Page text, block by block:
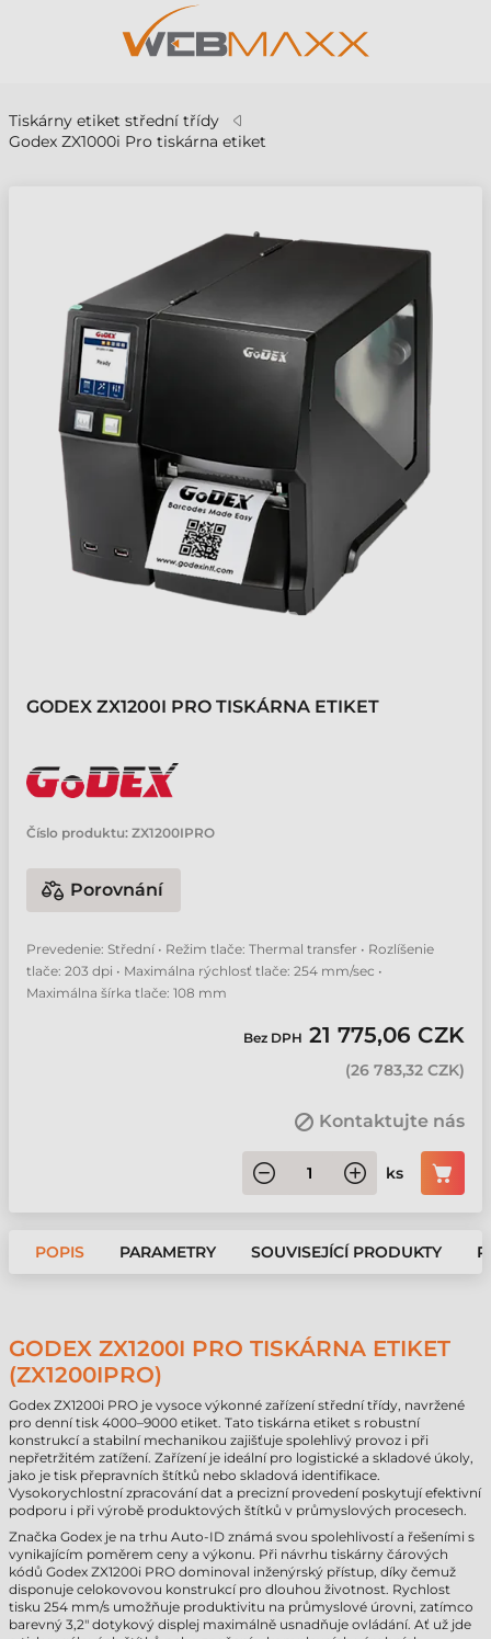
Tiskárny etiket střední třídy
Godex ZX1000i Pro tiskárna etiket
GODEX ZX1200I PRO TISKÁRNA ETIKET
Číslo produktu: ZX1200IPRO
Porovnání
Prevedenie: Střední • Režim tlače: Thermal transfer • Rozlíšenie
tlače: 203 dpi • Maximálna rýchlosť tlače: 254 mm/sec •
Maximálna šírka tlače: 108 mm
Bez DPH 21 775,06 CZK
(26 783,32 CZK)
Kontaktujte nás
ks
POPIS PARAMETRY SOUVISEJÍCÍ PRODUKTY
GODEX ZX1200I PRO TISKÁRNA ETIKET
(ZX1200IPRO)
Godex ZX1200i PRO je vysoce výkonné zařízení střední třídy, navržené
pro denní tisk 4000–9000 etiket. Tato tiskárna etiket s robustní
konstrukcí a stabilní mechanikou zajišťuje spolehlivý provoz i při
nepřetržitém zatížení. Zařízení je ideální pro logistické a skladové úkoly,
jako je tisk přepravních štítků nebo skladová identifikace.
Vysokorychlostní zpracování dat a precizní provedení poskytují efektivní
podporu i při výrobě produktových štítků v průmyslových procesech.
Značka Godex je na trhu Auto-ID známá svou spolehlivostí a řešeními s
vynikajícím poměrem ceny a výkonu. Při návrhu tiskárny čárových
kódů Godex ZX1200i PRO dominoval inženýrský přístup, díky čemuž
disponuje celokovovou konstrukcí pro dlouhou životnost. Rychlost
tisku 254 mm/s umožňuje produktivitu na průmyslové úrovni, zatímco
barevný 3,2" dotykový displej maximálně usnadňuje ovládání. Ať už jde